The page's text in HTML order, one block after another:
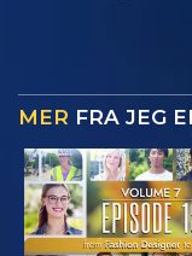
MER FRA JEG